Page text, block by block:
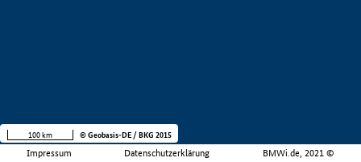
Impressum Datenschutzerklärung BMWi.de, 2021 ©
100 km © Geobasis-DE / BKG 2015